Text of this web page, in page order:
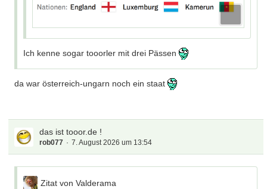
Ich kenne sogar tooorler mit drei Pässen
da war österreich-ungarn noch ein staat
das ist tooor.de !
rob077 7. August 2026 um 13:54
Zitat von Valderama